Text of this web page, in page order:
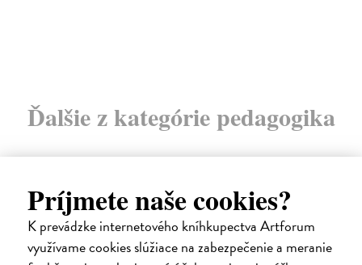
Príjmete naše cookies?
K prevádzke internetového kníhkupectva Artforum
využívame cookies slúžiace na zabezpečenie a meranie
Ďalšie z kategórie pedagogika
E-KNIHA